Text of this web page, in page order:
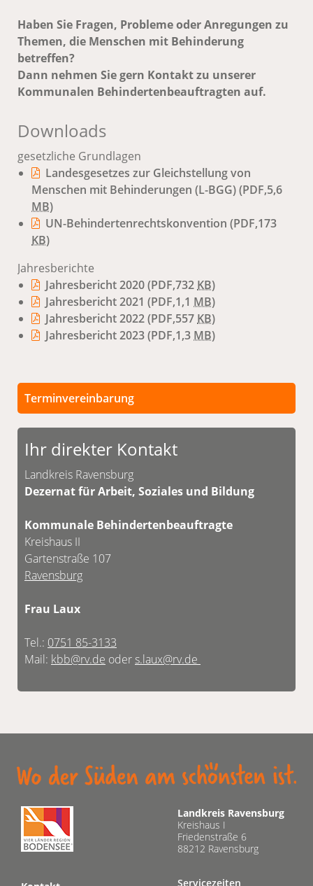
Haben Sie Fragen, Probleme oder Anregungen zu
Themen, die Menschen mit Behinderung
betreffen?
Dann nehmen Sie gern Kontakt zu unserer
Kommunalen Behindertenbeauftragten auf.
Downloads
gesetzliche Grundlagen
Landesgesetzes zur Gleichstellung von
Menschen mit Behinderungen (L-BGG)(PDF,5,6
MB)
UN-Behindertenrechtskonvention (PDF,173
KB)
Jahresberichte
Jahresbericht 2020(PDF,732 KB)
Jahresbericht 2021 (PDF,1,1 MB)
Jahresbericht 2022(PDF,557 KB)
Jahresbericht 2023(PDF,1,3 MB)
Terminvereinbarung
Persönliche Termine nur nach vorheriger
Terminvereinbarung. Die Kontaktdaten für eine
mögliche Terminvereinbarung finden Sie
Ihr direkter Kontakt
Landkreis Ravensburg
Dezernat für Arbeit, Soziales und Bildung
Kommunale Behindertenbeauftragte
Kreishaus II
Gartenstraße 107
Ravensburg
Frau Laux
Tel.: 0751 85-3133
Mail: kbb@rv.de oders.laux@rv.de
Landkreis Ravensburg
Kreishaus I
Friedenstraße 6
88212 Ravensburg
Servicezeiten